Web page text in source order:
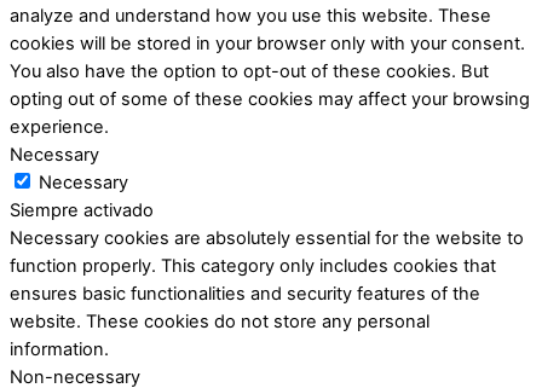
analyze and understand how you use this website. These
cookies will be stored in your browser only with your consent.
You also have the option to opt-out of these cookies. But
opting out of some of these cookies may affect your browsing
experience.
Necessary
Necessary
Siempre activado
Necessary cookies are absolutely essential for the website to
function properly. This category only includes cookies that
ensures basic functionalities and security features of the
website. These cookies do not store any personal
information.
Non-necessary